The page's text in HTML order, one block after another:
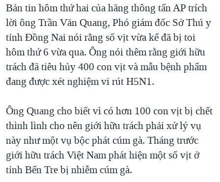
"Tìm"NGƯỜI VIỆT HẢI NGOẠI
ĐỜI SỐNG
KINH TẾ
KHOA HỌC
SỨC KHOẺ
THỂ THAO
HÀNH TRÌNH BẦU CỬ 2024
MỘT NĂM CHIẾN TRANH TẠI DẢI GAZA
GIẢI MÃ VÀNH ĐAI & CON ĐƯỜNG
NGÀY TỊ NẠN THẾ GIỚI
TRỊNH VĨNH BÌNH - NGƯỜI HẠ 'BÊN THẮNG CUỘC'
GROUND ZERO – XƯA VÀ NAY
CHI PHÍ CHIẾN TRANH AFGHANISTAN
CÁC GIÁ TRỊ CỘNG HÒA Ở VIỆT NAM
THƯỢNG ĐỈNH TRUMP-KIM TẠI VIỆT NAM
TRỊNH VĨNH BÌNH VS. CHÍNH PHỦ VIỆT NAM
VIDEO
NGHE
MẠNG XÃ HỘI
Bản tin hôm thứ hai của hãng thông tấn AP trích
lời ông Trần Văn Quang, Phó giám đốc Sở Thú y
tỉnh Đồng Nai nói rằng số vịt vừa kể đã bị toi
hôm thứ 6 vừa qua. Ông nói thêm rằng giới hữu
trách đã tiêu hủy 400 con vịt và mẫu bệnh phẩm
đang được xét nghiệm vi rút H5N1.
Ông Quang cho biết vì có hơn 100 con vịt bị chết
thình lình cho nên giới hữu trách phải xử lý vụ
này như một vụ bộc phát cúm gà. Tháng trước
giới hữu trách Việt Nam phát hiện một số vịt ở
tỉnh Bến Tre bị nhiễm cúm gà.